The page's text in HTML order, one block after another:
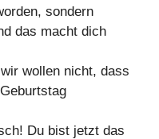
sondern
das macht dich
wollen nicht, dass
Du bist jetzt das